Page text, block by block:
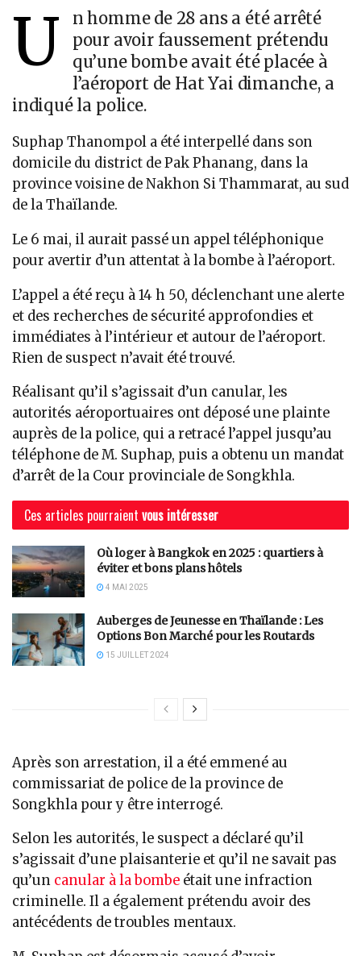
U
n homme de 28 ans a été arrêté
pour avoir faussement prétendu
qu’une bombe avait été placée à
l’aéroport de Hat Yai dimanche, a
indiqué la police.
Suphap Thanompol a été interpellé dans son
domicile du district de Pak Phanang, dans la
province voisine de Nakhon Si Thammarat, au sud
de la Thaïlande.
Le 6 mai, il aurait passé un appel téléphonique
pour avertir d’un attentat à la bombe à l’aéroport.
L’appel a été reçu à 14 h 50, déclenchant une alerte
et des recherches de sécurité approfondies et
immédiates à l’intérieur et autour de l’aéroport.
Rien de suspect n’avait été trouvé.
Réalisant qu’il s’agissait d’un canular, les
autorités aéroportuaires ont déposé une plainte
auprès de la police, qui a retracé l’appel jusqu’au
téléphone de M. Suphap, puis a obtenu un mandat
d’arrêt de la Cour provinciale de Songkhla.
Ces articles pourraient vous intéresser
Où loger à Bangkok en 2025 : quartiers à
éviter et bons plans hôtels
4 MAI 2025
Auberges de Jeunesse en Thaïlande : Les
Options Bon Marché pour les Routards
15 JUILLET 2024
Après son arrestation, il a été emmené au
commissariat de police de la province de
Songkhla pour y être interrogé.
Selon les autorités, le suspect a déclaré qu’il
s’agissait d’une plaisanterie et qu’il ne savait pas
qu’un canular à la bombe était une infraction
criminelle. Il a également prétendu avoir des
antécédents de troubles mentaux.